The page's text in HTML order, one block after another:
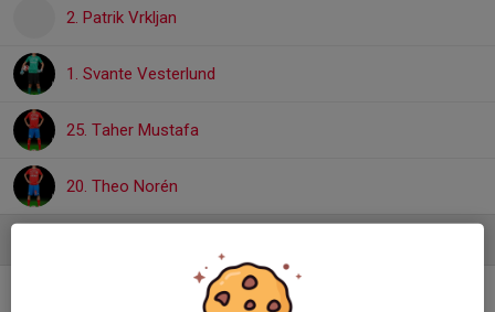
2. Patrik Vrkljan
1. Svante Vesterlund
25. Taher Mustafa
20. Theo Norén
Matchcoach